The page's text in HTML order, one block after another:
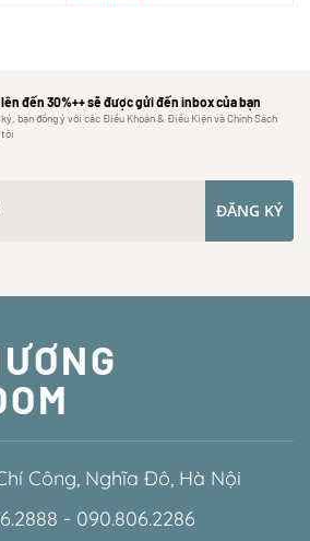
đến 30%++ sẽ được gửi đến inbox của bạn
bạn đồng ý với các Điều Khoản & Điều Kiện và Chính Sách
tôi
ĐĂNG KÝ
Công, Nghĩa Đô, Hà Nội
- 090.806.2286